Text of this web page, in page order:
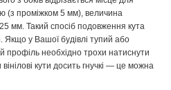
(з проміжком 5 мм), величина
мм. Такий спосіб подовження кута
Якщо у Вашої будівлі тупий або
профіль необхідно трохи натиснути
кути досить гнучкі — це можна